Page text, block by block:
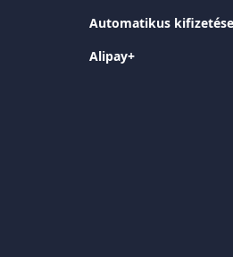
Automatikus
Alipay+